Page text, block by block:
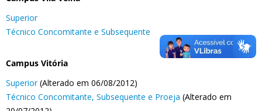
Superior
Técnico Concomitante e Subsequente
Campus Vitória
Superior(Alterado em 06/08/2012)
Técnico Concomitante, Subsequente e Proeja (Alterado em